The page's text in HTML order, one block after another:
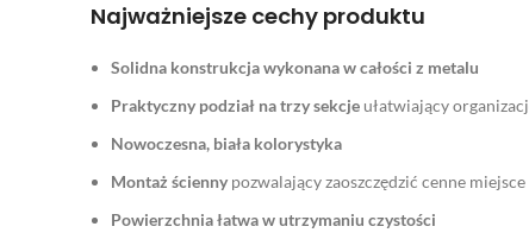
Najważniejsze cechy produktu
Solidna konstrukcja wykonana w całości z metalu
Praktyczny podział na trzy sekcje ułatwiający
Nowoczesna, biała kolorystyka
Montaż ścienny pozwalający zaoszczędzić cenne miejsce
Powierzchnia łatwa w utrzymaniu czystości